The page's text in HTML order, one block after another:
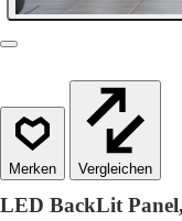
Vergleichen
LED BackLit